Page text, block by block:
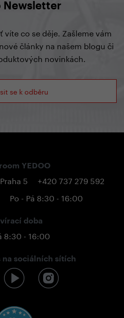
Newsletter
co se děje. Zašleme vám
články na našem blogu či
novinkách.
se k odběru
YEDOO
5
+420 737 279 592
Po - Pá 8:30 - 16:00
doba
8:30 - 16:00
na sociálních sítích